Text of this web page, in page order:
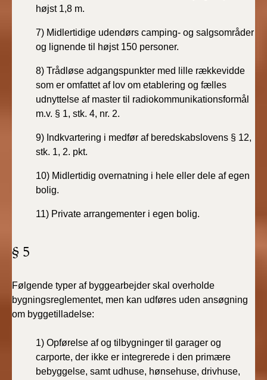
højst 1,8 m.
7) Midlertidige udendørs camping- og salgsområder
og lignende til højst 150 personer.
8) Trådløse adgangspunkter med lille rækkevidde
som er omfattet af lov om etablering og fælles
udnyttelse af master til radiokommunikationsformål
m.v. § 1, stk. 4, nr. 2.
9) Indkvartering i medfør af beredskabslovens § 12,
stk. 1, 2. pkt.
10) Midlertidig overnatning i hele eller dele af egen
bolig.
11) Private arrangementer i egen bolig.
§ 5
Følgende typer af byggearbejder skal overholde
bygningsreglementet, men kan udføres uden ansøgning
om byggetilladelse:
1) Opførelse af og tilbygninger til garager og
carporte, der ikke er integrerede i den primære
bebyggelse, samt udhuse, hønsehuse, drivhuse,